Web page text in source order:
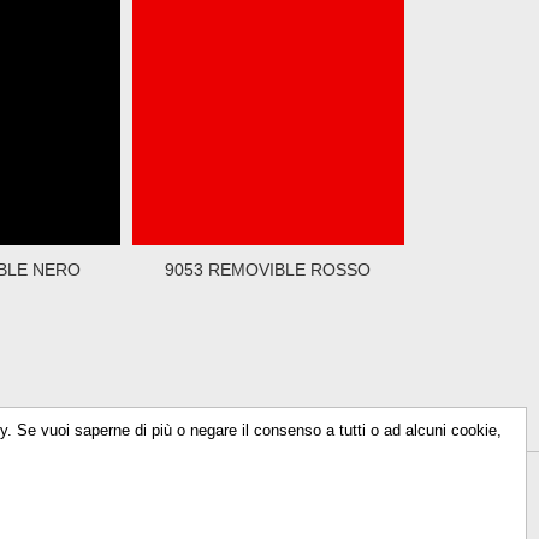
NERO 9053 REMOVIBLE ROSSO
vuoi saperne di più o negare il consenso a tutti o ad alcuni cookie,